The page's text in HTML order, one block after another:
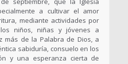
a cultivar el amor
mediante actividades por
niños, niñas y jóvenes a
más de la Palabra de Dios, a
sabiduría, consuelo en los
y una esperanza cierta de